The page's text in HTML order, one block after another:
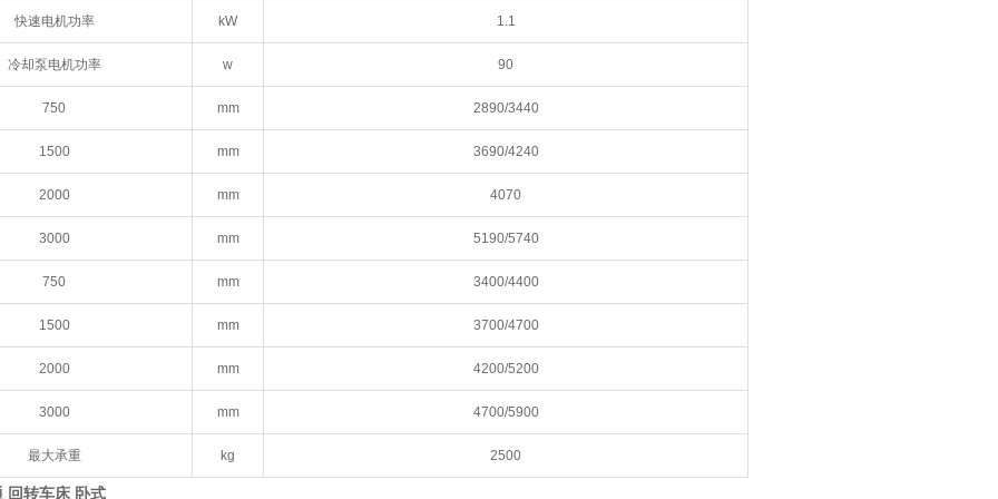
快速电机功率 kW 1.1
冷却泵电机功率 w 90
750 mm 2890/3440
1500 mm 3690/4240
2000 mm 4070
3000 mm 5190/5740
750 mm 3400/4400
1500 mm 3700/4700
2000 mm 4200/5200
3000 mm 4700/5900
最大承重 kg 2500
回转车床 卧式